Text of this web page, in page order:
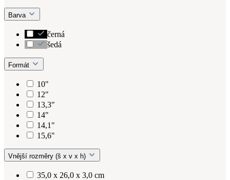
Barva
černá
šedá
Formát
10"
12"
13,3"
14"
14,1"
15,6"
Vnější rozměry (š x v x h)
35,0 x 26,0 x 3,0 cm